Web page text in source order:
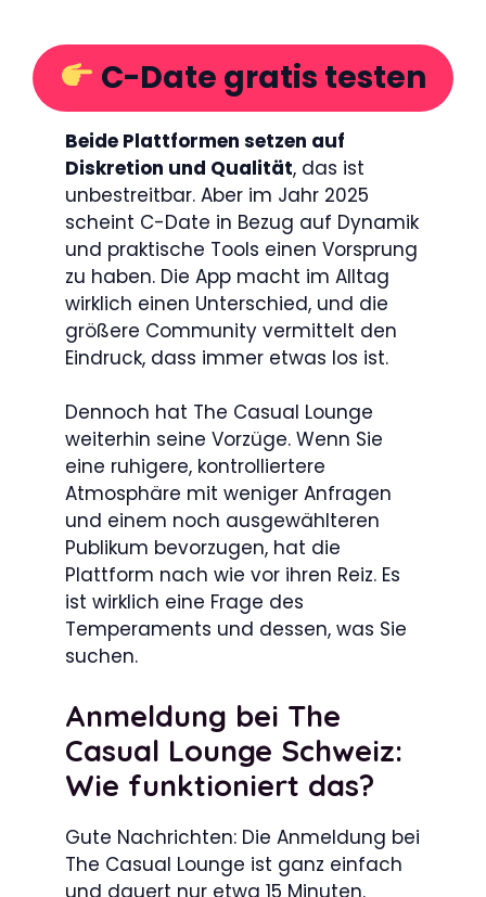
C-Date gratis testen
Beide Plattformen setzen auf
Diskretion und Qualität, das ist
unbestreitbar. Aber im Jahr 2025
scheint C-Date in Bezug auf Dynamik
und praktische Tools einen Vorsprung
zu haben. Die App macht im Alltag
wirklich einen Unterschied, und die
größere Community vermittelt den
Eindruck, dass immer etwas los ist.
Dennoch hat The Casual Lounge
weiterhin seine Vorzüge. Wenn Sie
eine ruhigere, kontrolliertere
Atmosphäre mit weniger Anfragen
und einem noch ausgewählteren
Publikum bevorzugen, hat die
Plattform nach wie vor ihren Reiz. Es
ist wirklich eine Frage des
Temperaments und dessen, was Sie
suchen.
Anmeldung bei The
Casual Lounge Schweiz:
Wie funktioniert das?
Gute Nachrichten: Die Anmeldung bei
The Casual Lounge ist ganz einfach
und dauert nur etwa 15 Minuten.